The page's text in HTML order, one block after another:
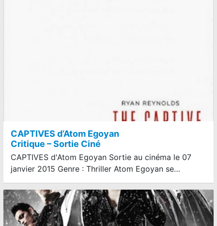
CAPTIVES d’Atom Egoyan
Critique – Sortie Ciné
CAPTIVES d'Atom Egoyan Sortie au cinéma le 07
janvier 2015 Genre : Thriller Atom Egoyan se…